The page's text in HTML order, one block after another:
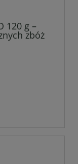
120 g –
zbóż